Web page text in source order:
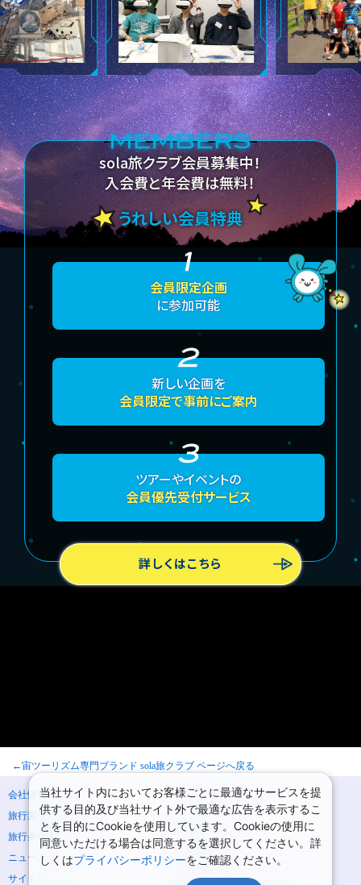
sola旅クラブ会員募集中！
入会費と年会費は無料！
うれしい会員特典
会員限定企画
に参加可能
新しい企画を
会員限定で事前にご案内
ツアーやイベントの
会員優先受付サービス
詳しくはこちら
←宙ツーリズム専門ブランド sola旅クラブ ページへ戻る
会社情報
プライバシーポリシー
旅行業登録票・約款
規約集
旅行条件書
商標について
ニュースリリース
採用情報
サイトマップ
システムメンテナンスの
当社サイト内においてお客様ごとに最適なサービスを提
供する目的及び当社サイト外で最適な広告を表示するこ
とを目的にCookieを使用しています。Cookieの使用に
同意いただける場合は同意するを選択してください。詳
しくはプライバシーポリシーをご確認ください。